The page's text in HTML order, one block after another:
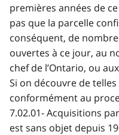
premières années de
pas que la parcelle
conséquent, de
ouvertes à ce jour, au
chef de l’Ontario, ou
Si on découvre de
conformément au
7.02.01- Acquisitions
est sans objet depuis